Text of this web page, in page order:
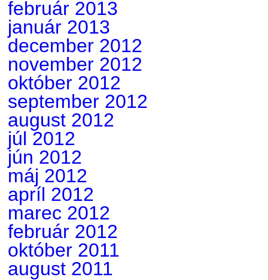
február 2013
január 2013
december 2012
november 2012
október 2012
september 2012
august 2012
júl 2012
jún 2012
máj 2012
apríl 2012
marec 2012
február 2012
október 2011
august 2011